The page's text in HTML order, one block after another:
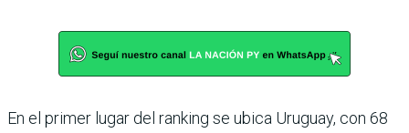
En el primer lugar del ran­king se ubica Uruguay, con 68